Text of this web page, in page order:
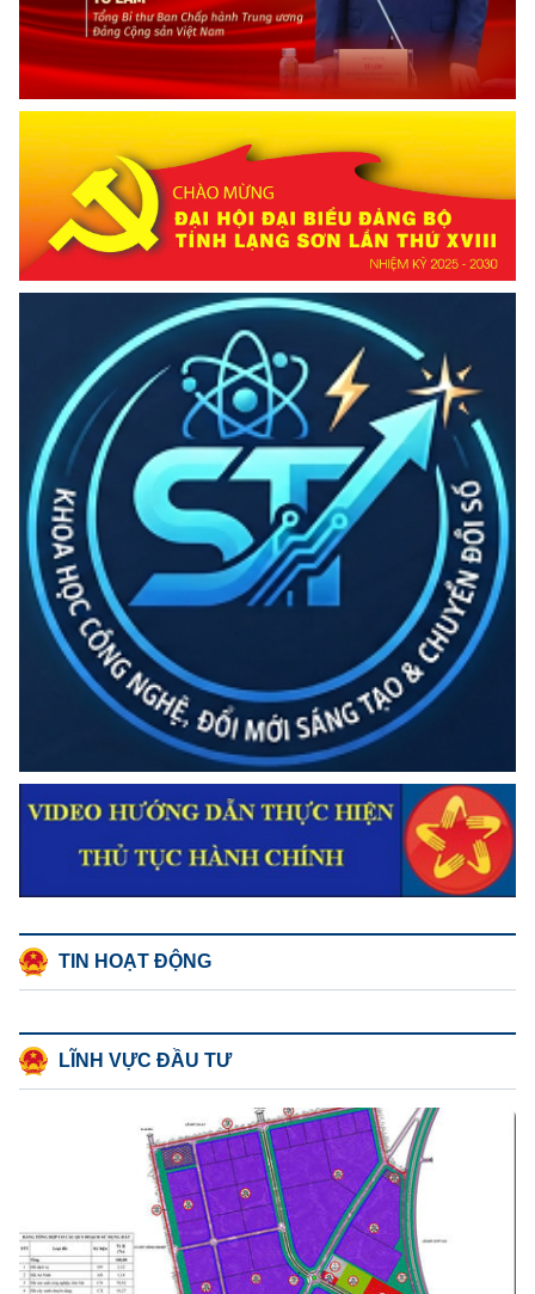
TIN HOẠT ĐỘNG
LĨNH VỰC ĐẦU TƯ